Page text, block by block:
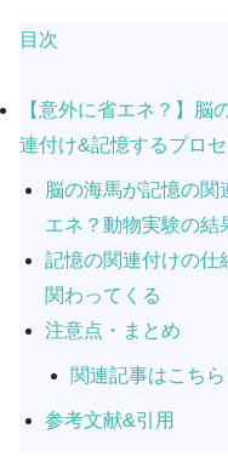
目次
【意外に省エネ？】脳
連付け&記憶するプロ
脳の海馬が記憶の
エネ？動物実験の結
記憶の関連付けの仕
関わってくる
注意点・まとめ
関連記事はこち
参考文献&引用